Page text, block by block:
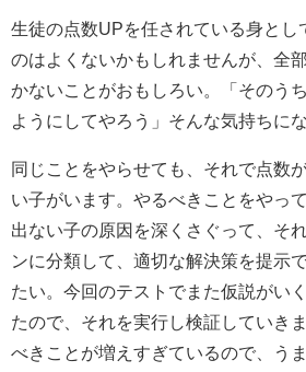
生徒の点数UPを任されている身とし
のはよくないかもしれませんが、全
かないことがおもしろい。「そのう
ようにしてやろう」そんな気持ちに
同じことをやらせても、それで点数
い子がいます。やるべきことをやっ
出ない子の原因を深くさぐって、そ
ンに分類して、適切な解決策を提示
たい。今回のテストでまた仮説がい
たので、それを実行し検証していき
べきことが増えすぎているので、う